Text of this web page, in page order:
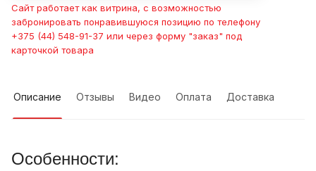
Сайт работает как витрина, с возможностью
забронировать понравившуюся позицию по телефону
+375 (44) 548-91-37 или через форму "заказ" под
карточкой товара
Описание Отзывы Видео Оплата Доставка
Особенности: